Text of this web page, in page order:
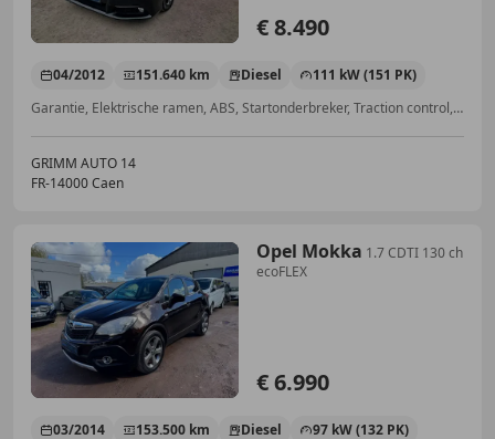
€ 8.490
04/2012 151.640 km Diesel
111 kW (151 PK)
Garantie, Elektrische ramen, ABS, Startonderbreker, Traction control, Boordcomputer, Centrale vergrendeling, Cruise control
GRIMM AUTO 14
FR-14000 Caen
Opel Mokka 1.7 CDTI 130 ch
ecoFLEX
€ 6.990
03/2014 153.500 km Diesel
97 kW (132 PK)